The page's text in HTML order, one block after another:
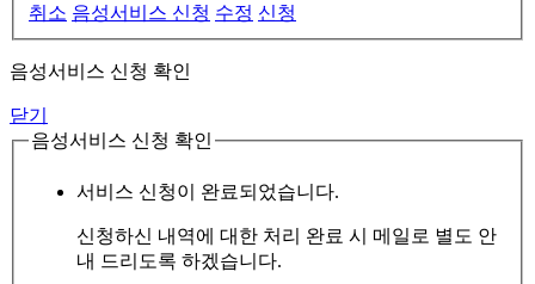
취소 음성서비스 신청 수정 신청
음성서비스 신청 확인
닫기
음성서비스 신청 확인
서비스 신청이 완료되었습니다.
신청하신 내역에 대한 처리 완료 시 메일로 별도 안
내 드리도록 하겠습니다.